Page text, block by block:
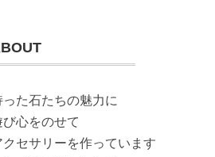
た石たちの魅力に
心をのせて
セサリーを作っています